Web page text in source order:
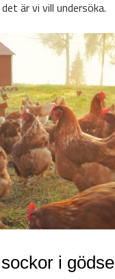
är vi vill undersöka.
i gödsel